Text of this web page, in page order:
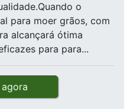
o
para moer grãos, com
alcançará ótima
para para...